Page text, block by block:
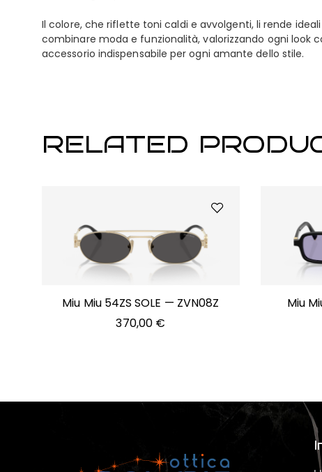
Il colore, che riflette toni caldi e avvolgenti, li rende
combinare moda e funzionalità, valorizzando ogni look
accessorio indispensabile per ogni amante dello stile.
RELATED
Miu Miu 54ZS SOLE — ZVN08Z
370,00 €
Miu